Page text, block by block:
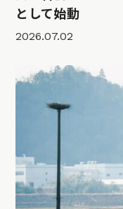
として始動
2026.07.02